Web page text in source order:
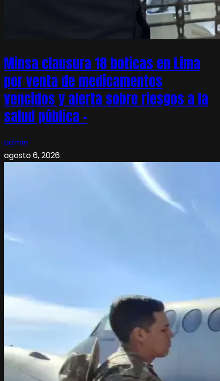
Minsa clausura 18 boticas en Lima
por venta de medicamentos
vencidos y alerta sobre riesgos a la
salud pública –
admin
agosto 6, 2026